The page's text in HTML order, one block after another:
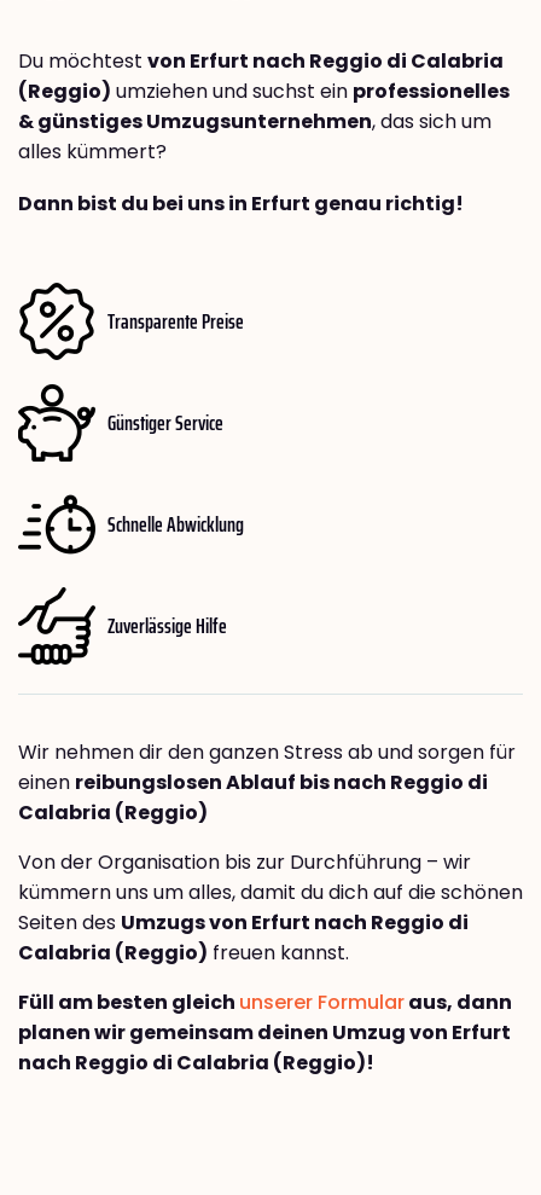
Du möchtest von Erfurt nach Reggio di Calabria
(Reggio) umziehen und suchst ein professionelles
& günstiges Umzugsunternehmen, das sich um
alles kümmert?
Dann bist du bei uns in Erfurt genau richtig!
Transparente Preise
Günstiger Service
Schnelle Abwicklung
Zuverlässige Hilfe
Wir nehmen dir den ganzen Stress ab und sorgen für
einen reibungslosen Ablauf bis nach Reggio di
Calabria (Reggio)
Von der Organisation bis zur Durchführung – wir
kümmern uns um alles, damit du dich auf die schönen
Seiten des Umzugs von Erfurt nach Reggio di
Calabria (Reggio) freuen kannst.
Füll am besten gleich unserer Formularaus, dann
planen wir gemeinsam deinen Umzug von Erfurt
nach Reggio di Calabria (Reggio)!